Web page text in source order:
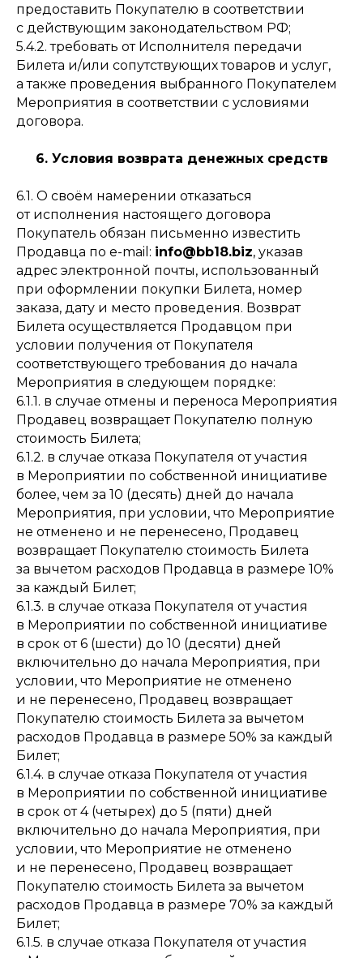
предоставить Покупателю в соответствии
с действующим законодательством РФ;
5.4.2. требовать от Исполнителя передачи
Билета и/или сопутствующих товаров и услуг,
а также проведения выбранного Покупателем
Мероприятия в соответствии с условиями
договора.
6. Условия возврата денежных средств
6.1. О своём намерении отказаться
от исполнения настоящего договора
Покупатель обязан письменно известить
Продавца по e-mail: info@bb18.biz, указав
адрес электронной почты, использованный
при оформлении покупки Билета, номер
заказа, дату и место проведения. Возврат
Билета осуществляется Продавцом при
условии получения от Покупателя
соответствующего требования до начала
Мероприятия в следующем порядке:
6.1.1. в случае отмены и переноса Мероприятия
Продавец возвращает Покупателю полную
стоимость Билета;
6.1.2. в случае отказа Покупателя от участия
в Мероприятии по собственной инициативе
более, чем за 10 (десять) дней до начала
Мероприятия, при условии, что Мероприятие
не отменено и не перенесено, Продавец
возвращает Покупателю стоимость Билета
за вычетом расходов Продавца в размере 10%
за каждый Билет;
6.1.3. в случае отказа Покупателя от участия
в Мероприятии по собственной инициативе
в срок от 6 (шести) до 10 (десяти) дней
включительно до начала Мероприятия, при
условии, что Мероприятие не отменено
и не перенесено, Продавец возвращает
Покупателю стоимость Билета за вычетом
расходов Продавца в размере 50% за каждый
Билет;
6.1.4. в случае отказа Покупателя от участия
в Мероприятии по собственной инициативе
в срок от 4 (четырех) до 5 (пяти) дней
включительно до начала Мероприятия, при
условии, что Мероприятие не отменено
и не перенесено, Продавец возвращает
Покупателю стоимость Билета за вычетом
расходов Продавца в размере 70% за каждый
Билет;
6.1.5. в случае отказа Покупателя от участия